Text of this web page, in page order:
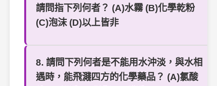
請問指下列何者？ (A)水霧 (B)化學乾粉
(C)泡沫 (D)以上皆非
8. 請問下列何者是不能用水沖淡，與水相
遇時，能飛濺四方的化學藥品？ (A)氯酸